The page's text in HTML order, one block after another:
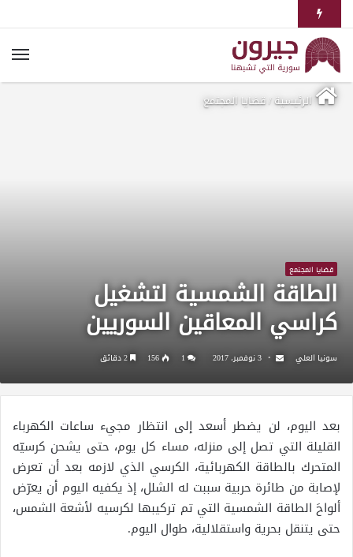
الرئيسية/قضايا المجتمع
قضايا المجتمع
الطاقة الشمسية لتشغيل
كراسي المعاقين السوريين
سونيا العلي 3 نوفمبر، 2017 156
بعد اليوم، لن يضطر أسعد إلى انتظار مجيء ساعات الكهرباء
القليلة التي تصل إلى منزله، مساء كل يوم، حتى يشحن كرسيّه
المتحرك بالطاقة الكهربائية، الكرسي الذي لازمه بعد أن تعرض
لإصابة من طائرة حربية سببت له الشلل، إذ يكفيه اليوم أن يعرّض
ألواحَ الطاقة الشمسية التي تم تركيبها لكرسيه لأشعة الشمس،
حتى يتنقل بحرية واستقلالية، طوال اليوم.